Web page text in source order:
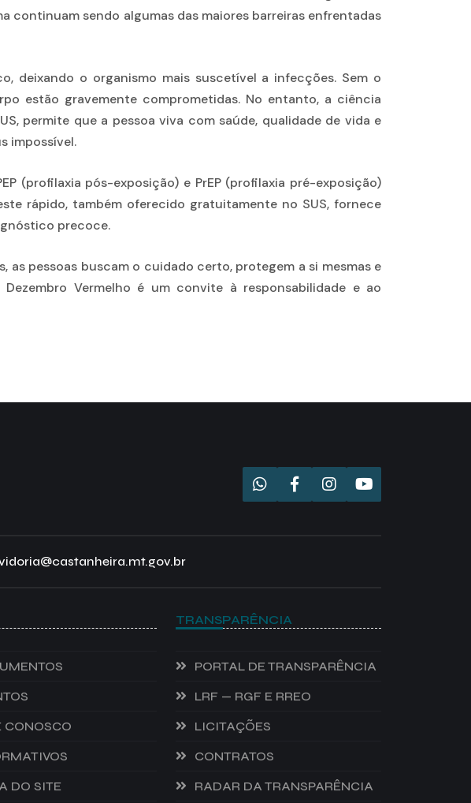
continuam sendo algumas das maiores barreiras enfrentadas
deixando o organismo mais suscetível a infecções. Sem o
estão gravemente comprometidas. No entanto, a ciência
permite que a pessoa viva com saúde, qualidade de vida e
impossível.
(profilaxia pós-exposição) e PrEP (profilaxia pré-exposição)
rápido, também oferecido gratuitamente no SUS, fornece
precoce.
pessoas buscam o cuidado certo, protegem a si mesmas e
Vermelho é um convite à responsabilidade e ao
CONOSCO
DO SITE
TRANSPARÊNCIA
PORTAL DE TRANSPARÊNCIA
LRF — RGF E RREO
LICITAÇÕES
CONTRATOS
RADAR DA TRANSPARÊNCIA